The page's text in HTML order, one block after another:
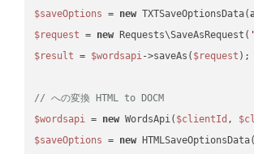
$saveOptions = new TXTSaveOptionsData(
$request = new Requests\SaveAsRequest(
$result = $wordsapi->saveAs( $request );
// への変換 HTML to DOCM
$wordsapi = new WordsApi( $clientId ,
$saveOptions = new